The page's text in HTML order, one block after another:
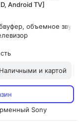
Android TV]
объемное
Наличными и картой
Sony